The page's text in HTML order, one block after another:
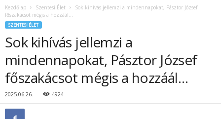
Kezdőlap Szentesi Élet
Sok kihívás jellemzi a mindennapokat, Pásztor József
főszakácsot mégis a hozzáál…
SZENTESI ÉLET
Sok kihívás jellemzi a
mindennapokat, Pásztor József
főszakácsot mégis a hozzáál…
2025.06.26. 4924